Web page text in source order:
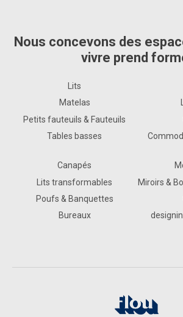
Nous concevons des
vivre prend
Lits
Matelas
Petits fauteuils & Fauteuils
Tables basses
Canapés
Lits transformables
Poufs & Banquettes
Bureaux
Miroirs &